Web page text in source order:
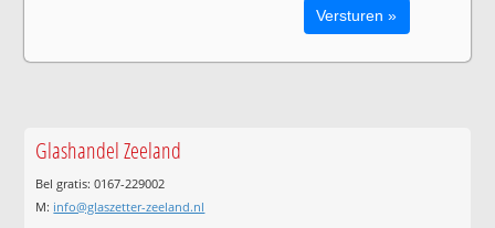
Glashandel Zeeland
Bel gratis: 0167-229002
M: info@glaszetter-zeeland.nl